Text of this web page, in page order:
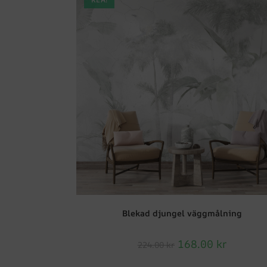
Blekad djungel väggmålning
168.00 kr